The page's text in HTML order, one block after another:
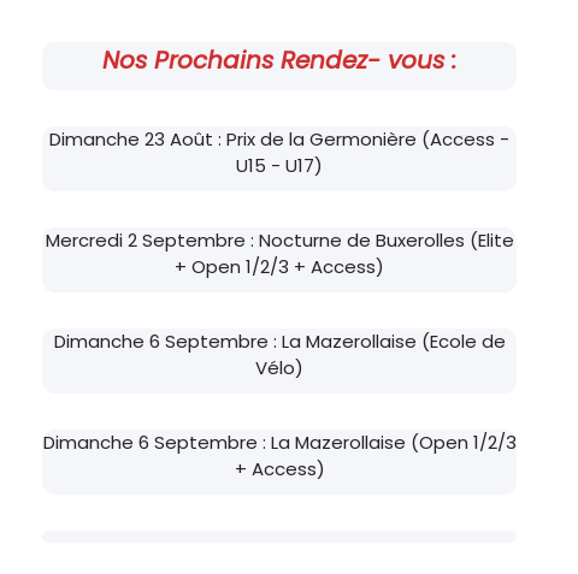
Nos Prochains Rendez- vous :
Dimanche 23 Août : Prix de la Germonière (Access -
U15 - U17)
Mercredi 2 Septembre : Nocturne de Buxerolles (Elite
+ Open 1/2/3 + Access)
Dimanche 6 Septembre : La Mazerollaise (Ecole de
Vélo)
Dimanche 6 Septembre : La Mazerollaise (Open 1/2/3
+ Access)